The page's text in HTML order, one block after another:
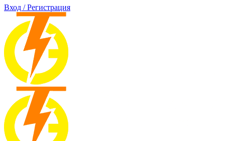
Вход / Регистрация